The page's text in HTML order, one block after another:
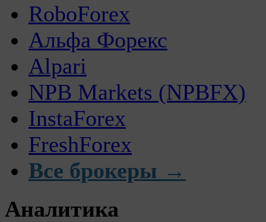
RoboForex
Альфа Форекс
Alpari
NPB Markets (NPBFX)
InstaForex
FreshForex
Все брокеры →
Аналитика